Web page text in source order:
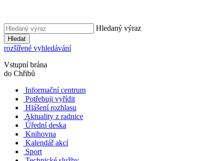
Hledaný výraz
Hledat
rozšířené vyhledávání
Vstupní brána
do Chřibů
Informační centrum
Potřebuji vyřídit
Hlášení rozhlasu
Aktuality z radnice
Úřední deska
Knihovna
Kalendář akcí
Sport